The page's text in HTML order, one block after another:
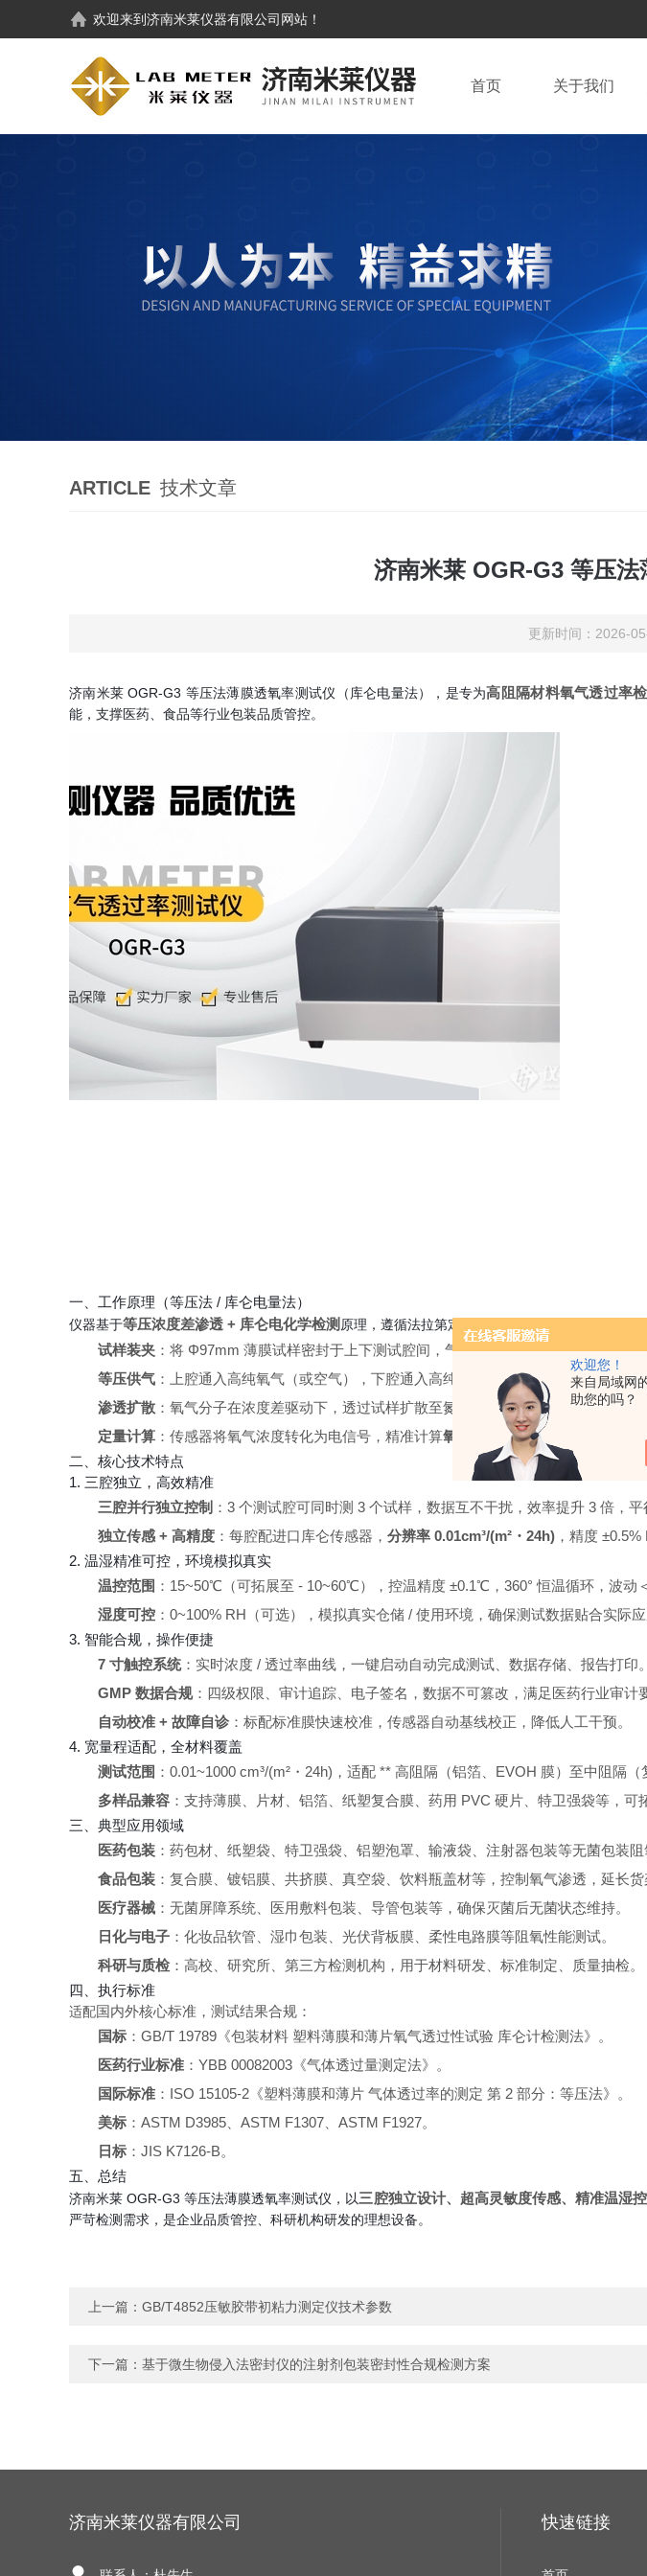
欢迎您！
来自局域网
助您的吗？
欢迎来到济南米莱仪器有限公司 网站！
首页 关于我们
ARTICLE 技术文章
济南米莱 OGR-G3 等压
更新时间：2026-
济南米莱 OGR-G3 等压法薄膜透氧率测试仪（库仑电量法），是专为高阻隔材料氧气透过率检
能，支撑医药、食品等行业包装品质管控。
一、工作原理（等压法 / 库仑电量法）
仪器基于等压浓度差渗透 + 库仑电化学检测 原理，遵循法拉第定律：
试样装夹 ：将 Φ97mm 薄膜试样密封于上下测试腔间，气动夹紧，确保无泄漏。
等压供气 ：上腔通入高纯氧气（或空气），下腔通入高纯氮气（载气）， 两侧气压相等
渗透扩散 ：氧气分子在浓度差驱动下，透过试样扩散至氮气侧，被氮气携带至库仑氧气
定量计算 ：传感器将氧气浓度转化为电信号，精准计算氧气透过率（OTR）
，单位
二、核心技术特点
1. 三腔独立，高效精准
三腔并行独立控制 ：3 个测试腔可同时测 3 个试样，数据互不干扰，效率提升 3 倍，平
独立传感 + 高精度 ：每腔配进口库仑传感器， 分辨率 0.01cm³/(m²・24h) ，精度
2. 温湿精准可控，环境模拟真实
温控范围 ：15~50℃（可拓展至 - 10~60℃），控温精度 ±0.1℃，360° 恒温循环，波动
湿度可控 ：0~100% RH（可选），模拟真实仓储 / 使用环境，确保测试数据贴合实际应
3. 智能合规，操作便捷
7 寸触控系统：实时浓度 / 透过率曲线，一键启动自动完成测试、数据存储、报告打印。
GMP 数据合规：四级权限、审计追踪、电子签名，数据不可篡改，满足医药行业审计
自动校准 + 故障自诊：标配标准膜快速校准，传感器自动基线校正，降低人工干预。
4. 宽量程适配，全材料覆盖
测试范围 ：0.01~1000 cm³/(m²・24h)，适配 ** 高阻隔（铝箔、EVOH 膜）至中阻隔
多样品兼容 ：支持薄膜、片材、铝箔、纸塑复合膜、药用 PVC 硬片、特卫强袋等，可
三、典型应用领域
医药包装 ：药包材、纸塑袋、特卫强袋、铝塑泡罩、输液袋、注射器包装等无菌包装阻
食品包装 ：复合膜、镀铝膜、共挤膜、真空袋、饮料瓶盖材等，控制氧气渗透，延长货
医疗器械 ：无菌屏障系统、医用敷料包装、导管包装等，确保灭菌后无菌状态维持。
日化与电子 ：化妆品软管、湿巾包装、光伏背板膜、柔性电路膜等阻氧性能测试。
科研与质检 ：高校、研究所、第三方检测机构，用于材料研发、标准制定、质量抽检。
四、执行标准
适配国内外核心标准，测试结果合规：
国标 ：GB/T 19789《包装材料 塑料薄膜和薄片氧气透过性试验 库仑计检测法》。
医药行业标准 ：YBB 00082003《气体透过量测定法》。
国际标准 ：ISO 15105-2《塑料薄膜和薄片 气体透过率的测定 第 2 部分：等压法》。
美标 ：ASTM D3985、ASTM F1307、ASTM F1927。
日标 ：JIS K7126-B。
五、总结
济南米莱 OGR-G3 等压法薄膜透氧率测试仪，以三腔独立设计、超高灵敏度传感、精准温湿
严苛检测需求，是企业品质管控、科研机构研发的理想设备。
上一篇： GB/T4852压敏胶带初粘力测定仪技术参数
下一篇： 基于微生物侵入法密封仪的注射剂包装密封性合规检测方案
济南米莱仪器有限公司 快速链接